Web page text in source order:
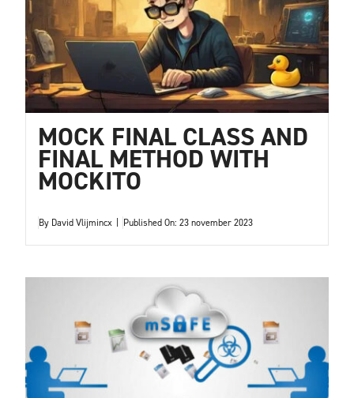
MOCK FINAL CLASS AND
FINAL METHOD WITH
MOCKITO
By David Vlijmincx Published On: 23 november 2023